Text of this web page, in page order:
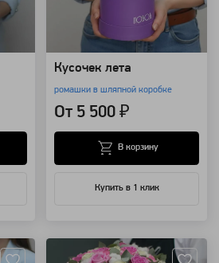
Кусочек лета
ромашки в шляпной коробке
От 5 500 ₽
Купить в 1 клик
В корзину